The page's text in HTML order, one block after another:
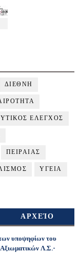
ΔΙΕΘΝΗ
ΕΛΕΓΧΟΣ
ΠΕΙΡΑΙΑΣ
ΥΓΕΙΑ
ΑΡΧΕΊΟ
υποψηφίων του
Αξιωματικών Λ.Σ.-